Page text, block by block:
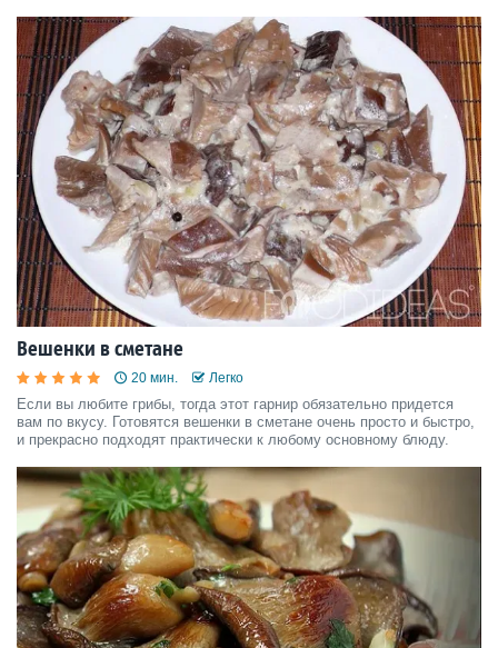
Вешенки в сметане
20 мин. Легко
Если вы любите грибы, тогда этот гарнир обязательно придется
вам по вкусу. Готовятся вешенки в сметане очень просто и быстро,
и прекрасно подходят практически к любому основному блюду.